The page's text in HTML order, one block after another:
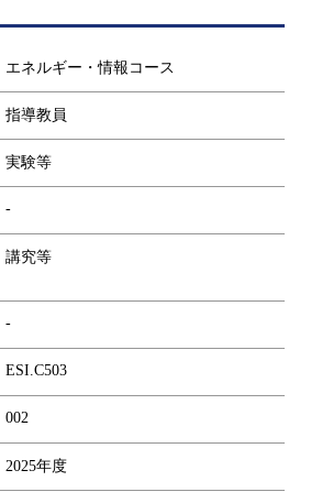
エネルギー・情報コース
指導教員
実験等
-
講究等
-
ESI.C503
002
2025年度